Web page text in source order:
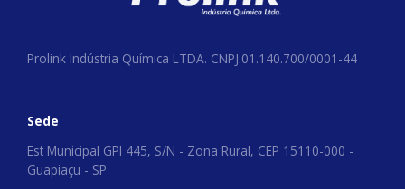
Prolink Indústria Química LTDA. CNPJ:01.140.700/0001-44
Sede
Est Municipal GPI 445, S/N - Zona Rural, CEP 15110-000 -
Guapiaçu - SP